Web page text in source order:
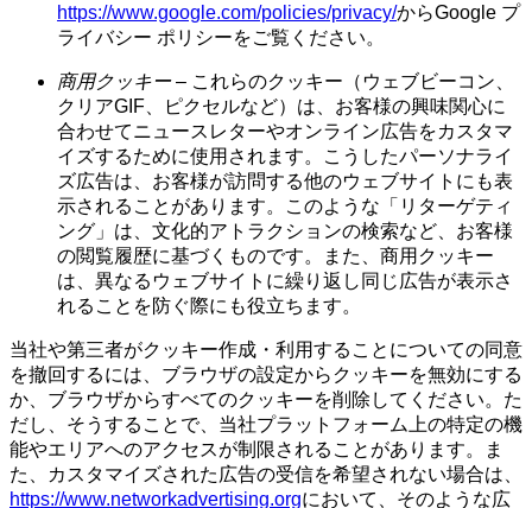
https://www.google.com/policies/privacy/からGoogle プ
ライバシー ポリシーをご覧ください。
商用クッキー– これらのクッキー（ウェブビーコン、
クリアGIF、ピクセルなど）は、お客様の興味関心に
合わせてニュースレターやオンライン広告をカスタマ
イズするために使用されます。こうしたパーソナライ
ズ広告は、お客様が訪問する他のウェブサイトにも表
示されることがあります。このような「リターゲティ
ング」は、文化的アトラクションの検索など、お客様
の閲覧履歴に基づくものです。また、商用クッキー
は、異なるウェブサイトに繰り返し同じ広告が表示さ
れることを防ぐ際にも役立ちます。
当社や第三者がクッキー作成・利用することについての同意
を撤回するには、ブラウザの設定からクッキーを無効にする
か、ブラウザからすべてのクッキーを削除してください。た
だし、そうすることで、当社プラットフォーム上の特定の機
能やエリアへのアクセスが制限されることがあります。ま
た、カスタマイズされた広告の受信を希望されない場合は、
https://www.networkadvertising.orgにおいて、そのような広